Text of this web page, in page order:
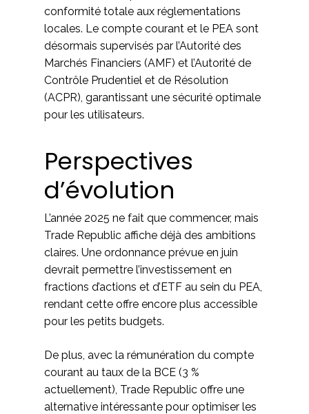
conformité totale aux réglementations
locales. Le compte courant et le PEA sont
désormais supervisés par l’Autorité des
Marchés Financiers (AMF) et l’Autorité de
Contrôle Prudentiel et de Résolution
(ACPR), garantissant une sécurité optimale
pour les utilisateurs.
Perspectives
d’évolution
L’année 2025 ne fait que commencer, mais
Trade Republic affiche déjà des ambitions
claires. Une ordonnance prévue en juin
devrait permettre l’investissement en
fractions d’actions et d’ETF au sein du PEA,
rendant cette offre encore plus accessible
pour les petits budgets.
De plus, avec la rémunération du compte
courant au taux de la BCE (3 %
actuellement), Trade Republic offre une
alternative intéressante pour optimiser les